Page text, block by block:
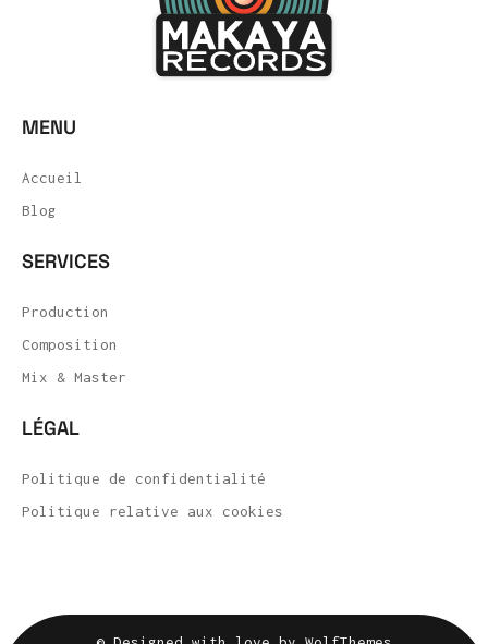
Julie Fox
MENU
Accueil
Blog
SERVICES
Production
Composition
Mix & Master
LÉGAL
Politique de confidentialité
Politique relative aux cookies